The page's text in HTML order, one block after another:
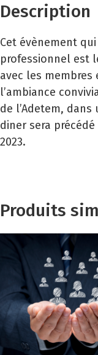
Description
Cet évènement
professionnel est
avec les
l’ambiance
de l’Adetem,
diner sera
2023.
Produits